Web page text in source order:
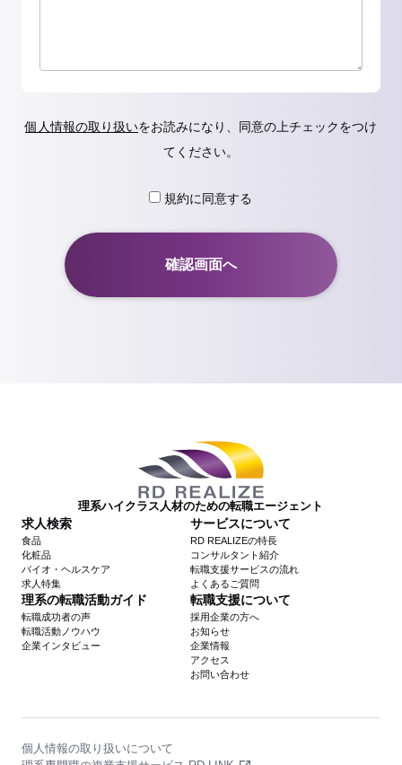
個人情報の取り扱いをお読みになり、同意の上チェックをつけ
てください。
規約に同意する
理系ハイクラス人材のための転職エージェント
求人検索
食品
化粧品
バイオ・ヘルスケア
求人特集
サービスについて
RD REALIZEの特長
コンサルタント紹介
転職支援サービスの流れ
よくあるご質問
理系の転職活動ガイド
転職成功者の声
転職活動ノウハウ
企業インタビュー
転職支援について
採用企業の方へ
お知らせ
企業情報
アクセス
お問い合わせ
個人情報の取り扱いについて